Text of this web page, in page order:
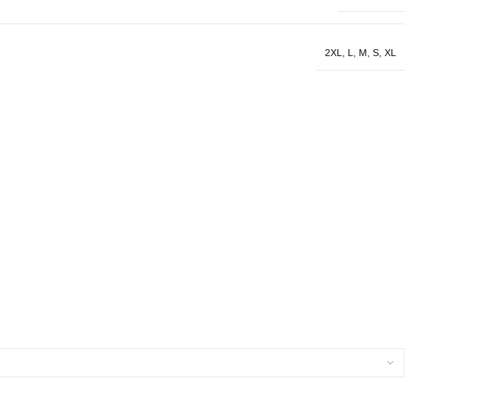
2XL L M S XL